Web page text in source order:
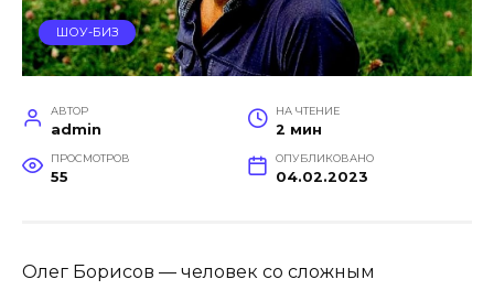
ШОУ-БИЗ
АВТОР
admin
НА ЧТЕНИЕ
2 мин
ПРОСМОТРОВ
55
ОПУБЛИКОВАНО
04.02.2023
Олег Борисов — человек со сложным